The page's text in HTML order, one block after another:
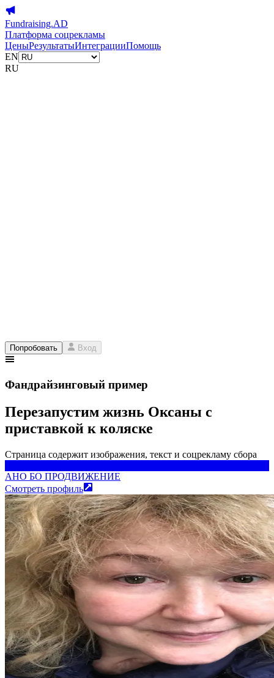
Fundraising.AD
Платформа соцрекламы
ЦеныРезультатыИнтеграцииПомощь
EN
RU
Попробовать Вход
Фандрайзинговый пример
Перезапустим жизнь Оксаны с
приставкой к коляске
Страница содержит изображения, текст и соцрекламу сбора
АНО БО ПРОДВИЖЕНИЕ
Смотреть профиль